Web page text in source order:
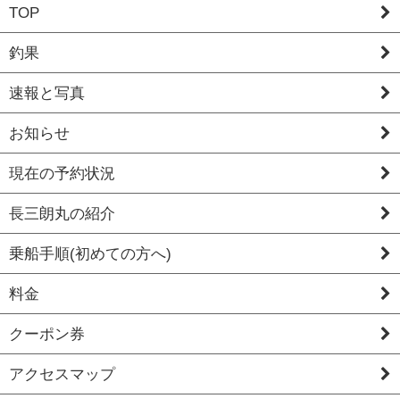
TOP
釣果
速報と写真
お知らせ
現在の予約状況
長三朗丸の紹介
乗船手順(初めての方へ)
料金
クーポン券
アクセスマップ